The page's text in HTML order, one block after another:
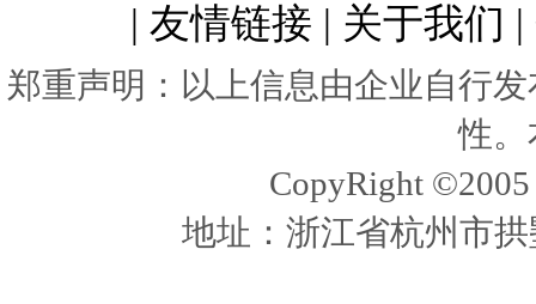
| 友情链接 | 关于我们 |
郑重声明：以上信息由企业自行
性。
CopyRight
地址：浙江省杭州市